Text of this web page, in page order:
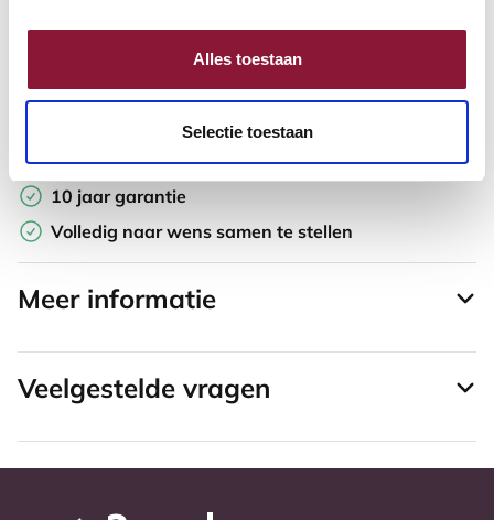
Alles toestaan
Selectie toestaan
Toevoegen aan vergelijker
Laagste Prijsgarantie
Gratis verzending
10 jaar garantie
Volledig naar wens samen te stellen
Meer informatie
Veelgestelde vragen